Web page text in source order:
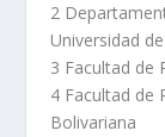
2
Universidad
3 Facultad de
4 Facultad de
Bolivariana